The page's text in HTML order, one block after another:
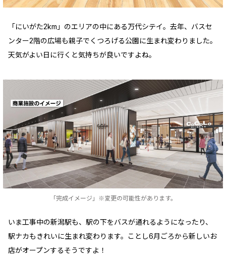
「にいがた2km」のエリアの中にある万代シテイ。去年、バスセ
ンター2階の広場も親子でくつろげる公園に生まれ変わりました。
天気がよい日に行くと気持ちが良いですよね。
「完成イメージ」※変更の可能性があります。
いま工事中の新潟駅も、駅の下をバスが通れるようになったり、
駅ナカもきれいに生まれ変わります。ことし6月ごろから新しいお
店がオープンするそうですよ！